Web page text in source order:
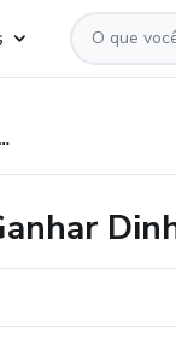
10 Formas Reais de Ganhar Dinheiro na Internet